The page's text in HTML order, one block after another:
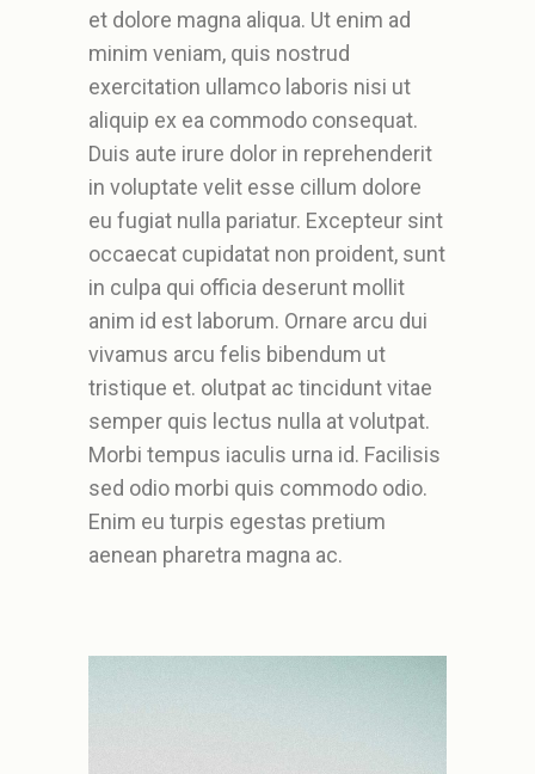
et dolore magna aliqua. Ut enim ad
minim veniam, quis nostrud
exercitation ullamco laboris nisi ut
aliquip ex ea commodo consequat.
Duis aute irure dolor in reprehenderit
in voluptate velit esse cillum dolore
eu fugiat nulla pariatur. Excepteur sint
occaecat cupidatat non proident, sunt
in culpa qui officia deserunt mollit
anim id est laborum. Ornare arcu dui
vivamus arcu felis bibendum ut
tristique et. olutpat ac tincidunt vitae
semper quis lectus nulla at volutpat.
Morbi tempus iaculis urna id. Facilisis
sed odio morbi quis commodo odio.
Enim eu turpis egestas pretium
aenean pharetra magna ac.